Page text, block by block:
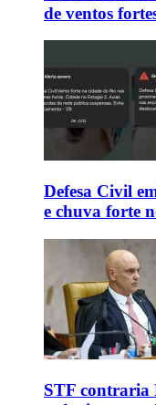
de ventos
Defesa Civil
e chuva forte
STF contraria